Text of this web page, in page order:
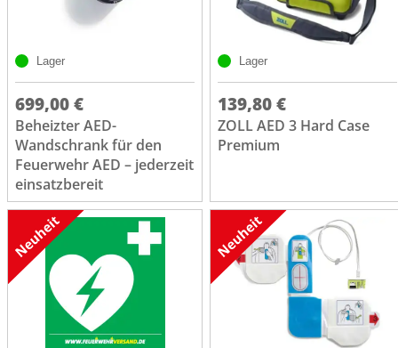
Lager
699,00 €
Beheizter AED-
Wandschrank für den
Feuerwehr AED – jederzeit
einsatzbereit
Lager
139,80 €
ZOLL AED 3 Hard Case
Premium